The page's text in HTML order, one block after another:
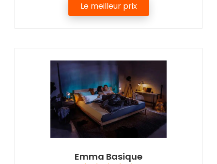
Le meilleur prix
Emma Basique